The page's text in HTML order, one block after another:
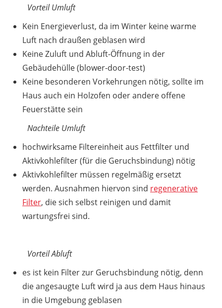
Vorteil Umluft
Kein Energieverlust, da im Winter keine warme
Luft nach draußen geblasen wird
Keine Zuluft und Abluft-Öffnung in der
Gebäudehülle (blower-door-test)
Keine besonderen Vorkehrungen nötig, sollte im
Haus auch ein Holzofen oder andere offene
Feuerstätte sein
Nachteile Umluft
hochwirksame Filtereinheit aus Fettfilter und
Aktivkohlefilter (für die Geruchsbindung) nötig
Aktivkohlefilter müssen regelmäßig ersetzt
werden. Ausnahmen hiervon sind regenerative
Filter, die sich selbst reinigen und damit
wartungsfrei sind.
Vorteil Abluft
es ist kein Filter zur Geruchsbindung nötig, denn
die angesaugte Luft wird ja aus dem Haus hinaus
in die Umgebung geblasen